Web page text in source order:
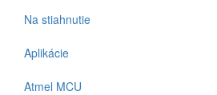
Na stiahnutie
Aplikácie
Atmel MCU